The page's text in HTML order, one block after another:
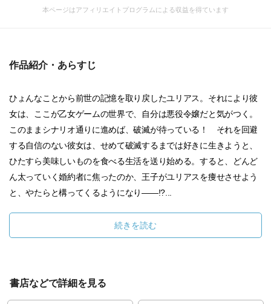
本ページはアフィリエイトプログラムによる収益を得ています
作品紹介・あらすじ
ひょんなことから前世の記憶を取り戻したユリアス。それにより彼
女は、ここが乙女ゲームの世界で、自分は悪役令嬢だと気がつく。
このままシナリオ通りに進めば、破滅が待っている！ それを回避
する自信のない彼女は、せめて破滅するまでは好きに生きようと、
ひたすら美味しいものを食べる生活を送り始める。すると、どんど
ん太っていく婚約者に焦ったのか、王子がユリアスを痩せさせよう
と、やたらと構ってくるようになり――!?...
続きを読む
書店などで詳細を見る